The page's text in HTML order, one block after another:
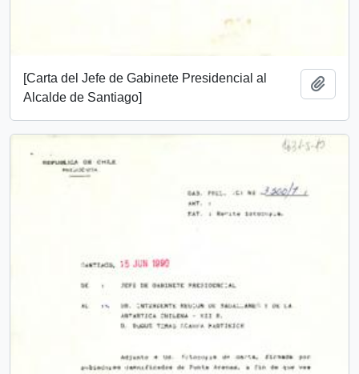
[Carta del Jefe de Gabinete Presidencial al
Alcalde de Santiago]